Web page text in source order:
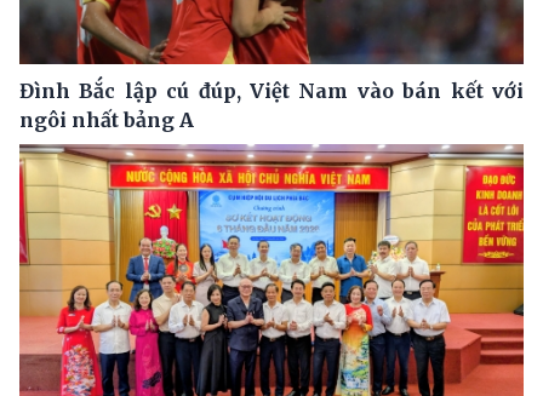
Đình Bắc lập cú đúp, Việt Nam vào bán kết với
ngôi nhất bảng A